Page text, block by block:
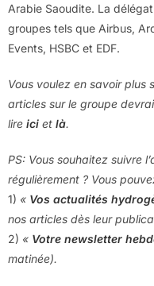
Arabie Saoudite. La
groupes tels que Airbus,
Events, HSBC et EDF.
Vous voulez en savoir plus
articles sur le groupe
lire ici et là.
PS: Vous souhaitez suivre
régulièrement ? Vous
1) « Vos actualités
nos articles dès leur
2) « Votre newsletter
matinée).